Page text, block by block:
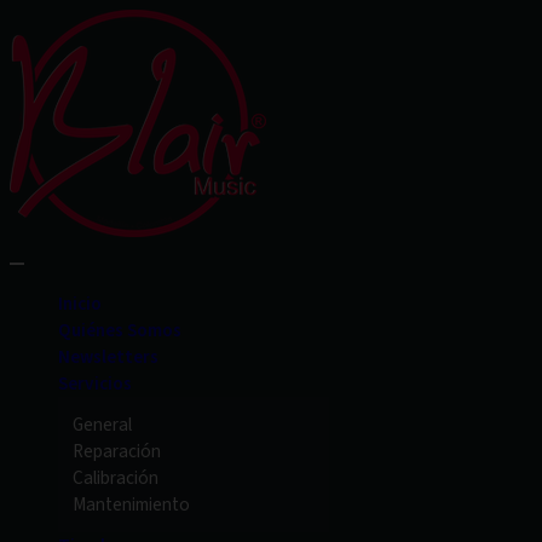
Inicio
Quiénes Somos
Newsletters
Servicios
General
Reparación
Calibración
Mantenimiento